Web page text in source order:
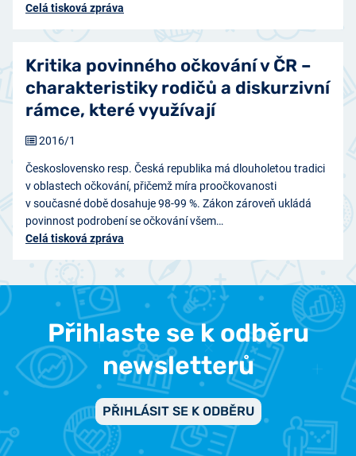
Celá tisková zpráva
Kritika povinného očkování v ČR –
charakteristiky rodičů a diskurzivní
rámce, které využívají
Československo resp. Česká republika má dlouholetou tradici
v oblastech očkování, přičemž míra proočkovanosti
v současné době dosahuje 98-99 %. Zákon zároveň ukládá
povinnost podrobení se očkování všem…
Celá tisková zpráva
2016/1
Přihlaste se k odběru
newsletterů
PŘIHLÁSIT SE K ODBĚRU